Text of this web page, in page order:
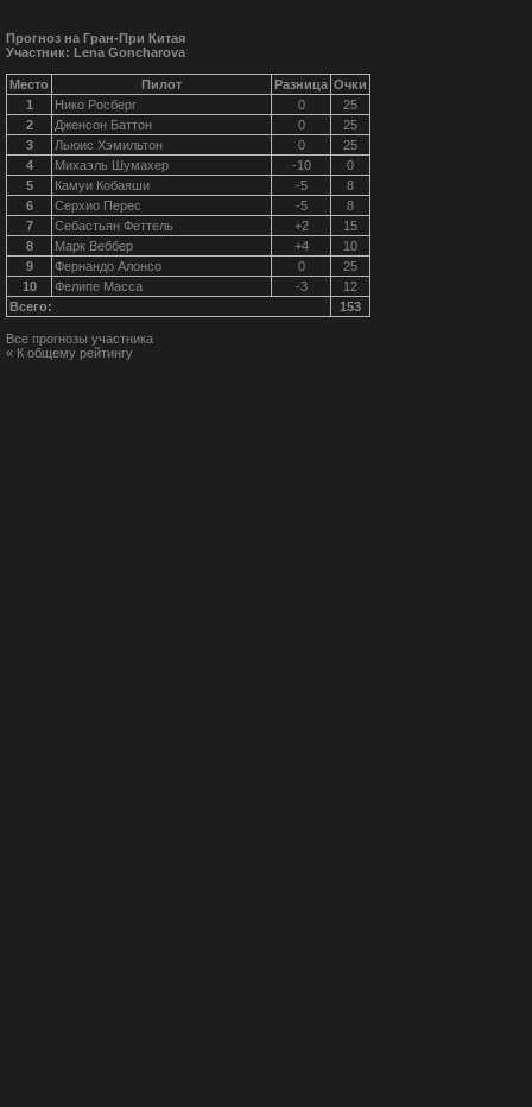
Прогноз на Гран-При Китая
Участник: Lena Goncharova
Место Пилот Разница Очки
1
Нико Росберг 0
25
2
Дженсон Баттон 0
25
3
Льюис Хэмильтон 0
25
4
Михаэль Шумахер -10
0
5
Камуи Кобаяши -5
8
6
Серхио Перес -5
8
7
Себастьян Феттель +2
15
8
Марк Веббер +4
10
9
Фернандо Алонсо 0
25
10
Фелипе Масса -3
12
Всего:
153
Все прогнозы участника
« К общему рейтингу